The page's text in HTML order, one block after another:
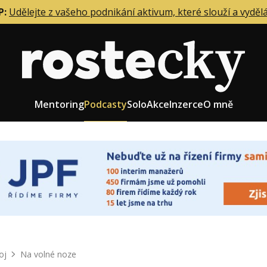
Udělejte z vašeho podnikání aktivum, které slouží a
MentoringPodcastySoloAkceInzerceO mně
firmy
zaměstnanců
a prodej
Role zakladatele/CEO
Růst firmy
Na volné noze